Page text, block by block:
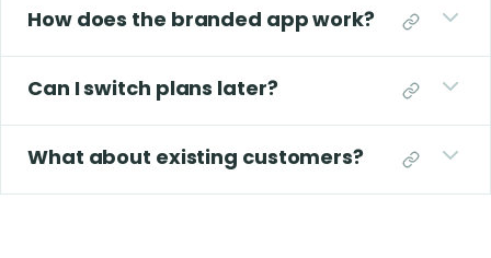
How does the branded app work?
Can I switch plans later?
What about existing customers?